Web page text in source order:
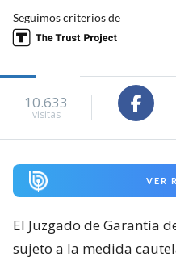
Seguimos criterios de
10.633
visitas
VER
El Juzgado de Garantía
sujeto a la medida